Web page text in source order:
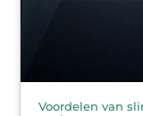
Voordelen van